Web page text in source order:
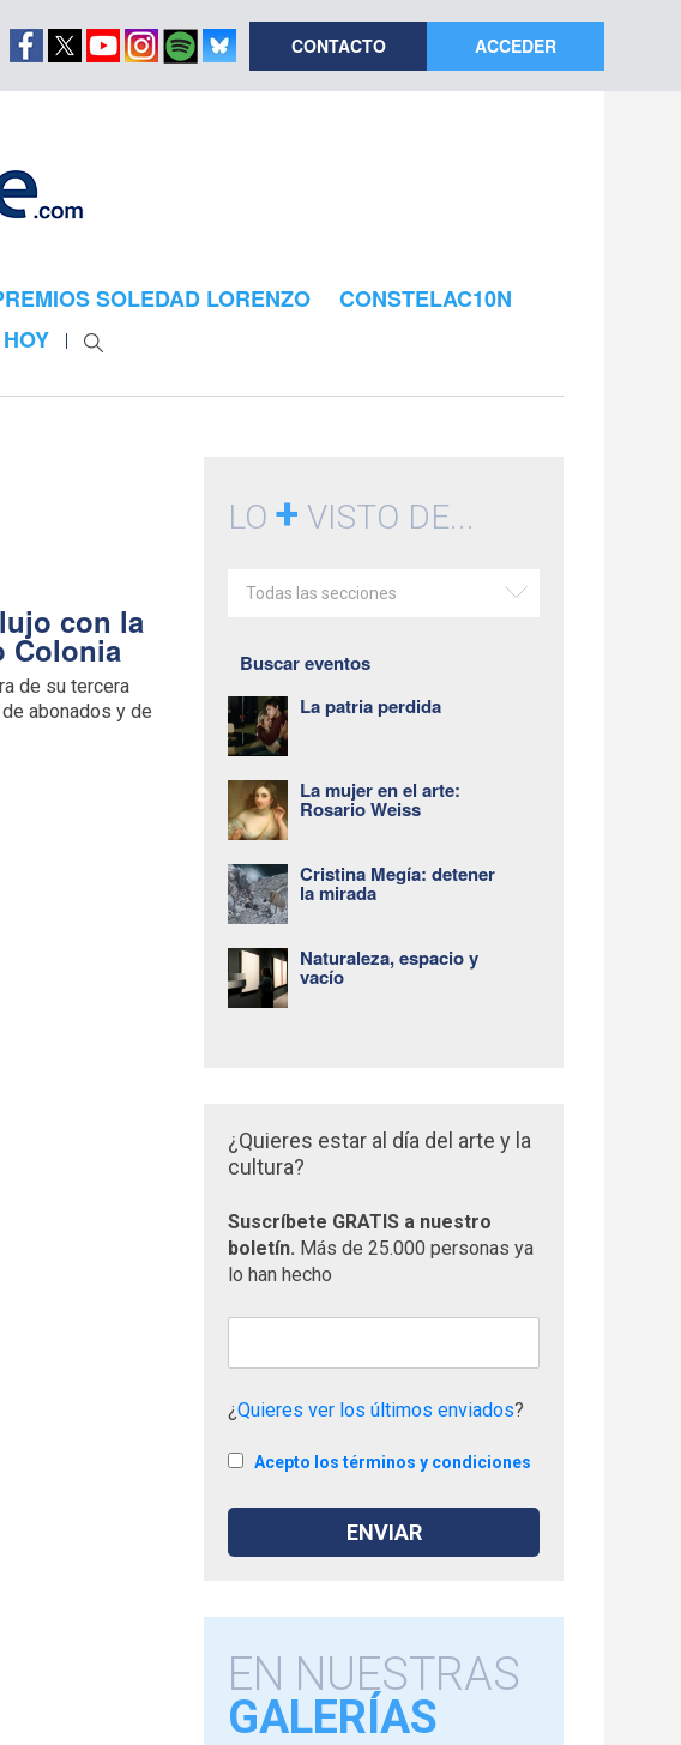
CONTACTO ACCEDER
SOLEDAD LORENZO
CONSTELAC10N
con la
Colonia
de su tercera
abonados y de
LO+ VISTO DE...
Todas las secciones
Buscar eventos
La patria perdida
La mujer en el arte:
Rosario Weiss
Cristina Megía: detener
la mirada
Naturaleza, espacio y
vacío
¿Quieres estar al día del arte y la
cultura?
Suscríbete GRATIS a nuestro
boletín. Más de 25.000 personas ya
lo han hecho
¿Quieres ver los últimos enviados?
Acepto los términos y condiciones
EN NUESTRAS
GALERÍAS